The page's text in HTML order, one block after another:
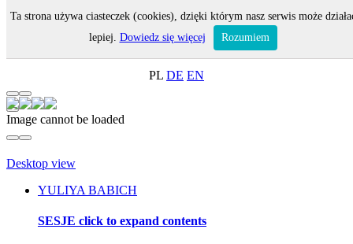
MENU
ON-LINE SHOP
PL DE EN
Image cannot be loaded
Desktop view
YULIYA BABICH
SESJE click to expand contents
Ta strona używa ciasteczek (cookies), dzięki którym nasz serwis może
lepiej. Dowiedz się więcej Rozumiem